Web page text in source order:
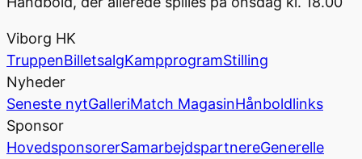
Viborg HK
TruppenBilletsalgKampprogramStilling
Nyheder
Seneste nytGalleriMatch MagasinHånboldlinks
Sponsor
HovedsponsorerSamarbejdspartnereGenerelle